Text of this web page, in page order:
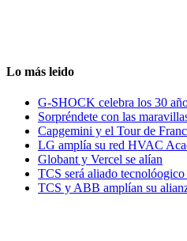
Lo más leido
G-SHOCK celebra los 30
Sorpréndete con las
Capgemini y el Tour de
LG amplía su red HVAC
Globant y Vercel se alían
TCS será aliado
TCS y ABB amplían su